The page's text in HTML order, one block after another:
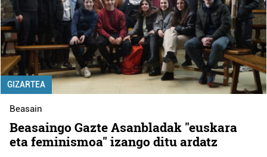
GIZARTEA
Beasain
Beasaingo Gazte Asanbladak "euskara
eta feminismoa" izango ditu ardatz